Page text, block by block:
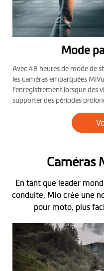
Mode
Avec 48 heures de mode de
les caméras embarquées
l’enregistrement lorsque des
supporter des périodes
Caméras
En tant que leader
conduite, Mio crée une
pour moto, plus